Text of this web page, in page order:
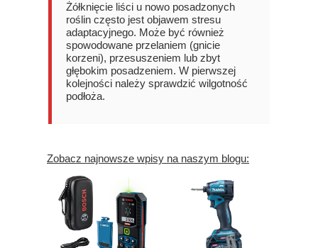
Żółknięcie liści u nowo posadzonych
roślin często jest objawem stresu
adaptacyjnego. Może być również
spowodowane przelaniem (gnicie
korzeni), przesuszeniem lub zbyt
głębokim posadzeniem. W pierwszej
kolejności należy sprawdzić wilgotność
podłoża.
Zobacz najnowsze wpisy na naszym blogu: